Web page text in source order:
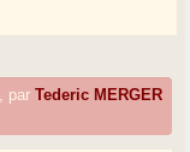
parTederic MERGER